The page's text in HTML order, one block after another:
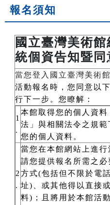
報名須知
國立臺灣美術
統個資告知暨同
當您登入國立臺灣美術
活動報名時，您同意以
行下一步。您瞭解：
1
.
本館取得您的個人資
法」與相關法令之規
您的個人資料。
2
.
當您在本館網站上進
請您提供報名所需之
方式(包括但不限於電
址)、或其他得以直接
料)；且將用於本館活